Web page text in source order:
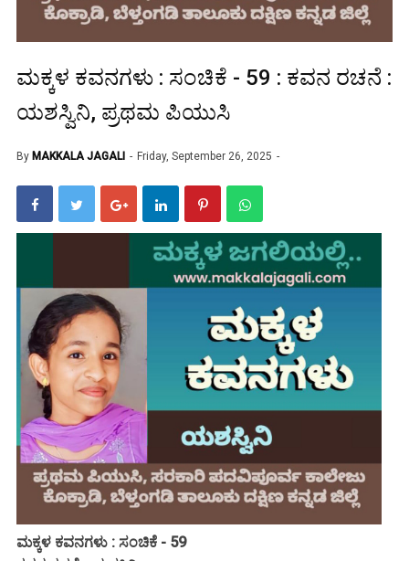
ಮಕ್ಕಳ ಕವನಗಳು : ಸಂಚಿಕೆ - 59 : ಕವನ ರಚನೆ :
ಯಶಸ್ವಿನಿ, ಪ್ರಥಮ ಪಿಯುಸಿ
By MAKKALA JAGALI Friday, September 26, 2025
ಮಕ್ಕಳ ಕವನಗಳು : ಸಂಚಿಕೆ - 59